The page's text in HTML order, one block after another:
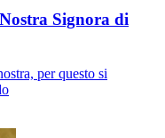
Signora di
per questo si